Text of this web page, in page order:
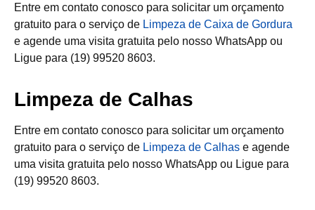
Entre em contato conosco para solicitar um orçamento
gratuito para o serviço de Limpeza de Caixa de Gordura
e agende uma visita gratuita pelo nosso WhatsApp ou
Ligue para (19) 99520 8603.
Limpeza de Calhas
Entre em contato conosco para solicitar um orçamento
gratuito para o serviço de Limpeza de Calhas e agende
uma visita gratuita pelo nosso WhatsApp ou Ligue para
(19) 99520 8603.